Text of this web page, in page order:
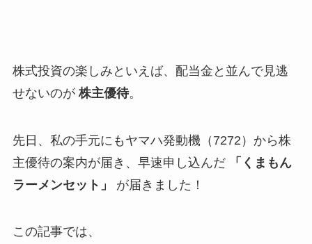
株式投資の楽しみといえば、配当金と並んで見逃
せないのが 株主優待。
先日、私の手元にもヤマハ発動機（7272）から株
主優待の案内が届き、早速申し込んだ
「くまもん
ラーメンセット」
が届きました！
この記事では、